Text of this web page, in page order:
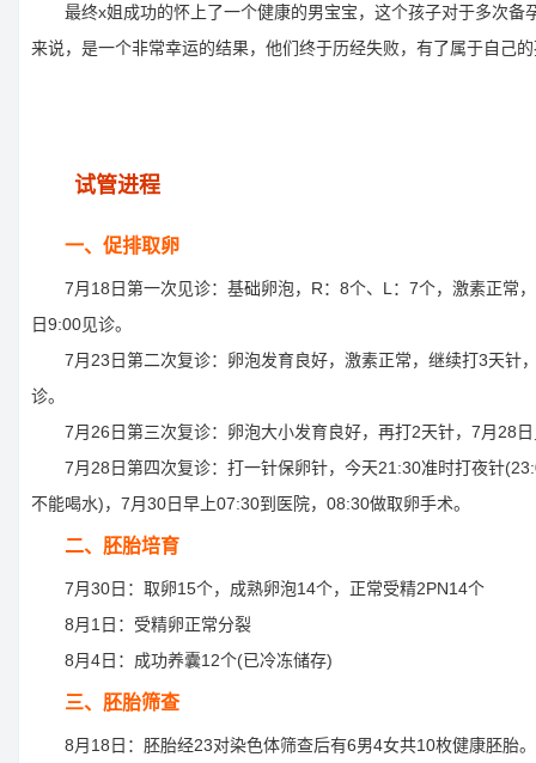
最终x姐成功的怀上了一个健康的男宝宝，这个孩子对于多次备
来说，是一个非常幸运的结果，他们终于历经失败，有了属于自己
试管进程
一、促排取卵
7月18日第一次见诊：基础卵泡，R：8个、L：7个，激素正常
日9:00见诊。
7月23日第二次复诊：卵泡发育良好，激素正常，继续打3天针
诊。
7月26日第三次复诊：卵泡大小发育良好，再打2天针，7月28日
7月28日第四次复诊：打一针保卵针，今天21:30准时打夜针
不能喝水)，7月30日早上07:30到医院，08:30做取卵手术。
二、胚胎培育
7月30日：取卵15个，成熟卵泡14个，正常受精2PN14个
8月1日：受精卵正常分裂
8月4日：成功养囊12个(已冷冻储存)
三、胚胎筛查
8月18日：胚胎经23对染色体筛查后有6男4女共10枚健康胚胎。